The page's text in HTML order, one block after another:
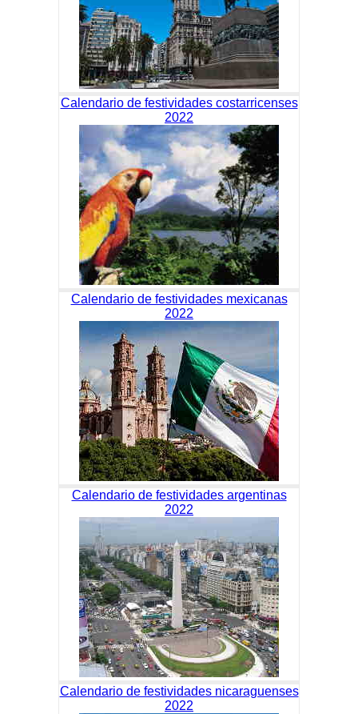
Calendario de festividades costarricenses
2022
Calendario de festividades mexicanas
2022
Calendario de festividades argentinas
2022
Calendario de festividades nicaraguenses
2022